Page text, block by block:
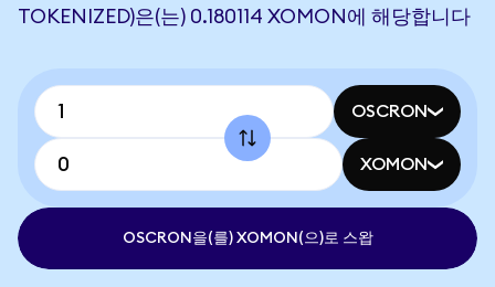
TOKENIZED)은(는) 0.180114 XOMON에 해당합니다
OSCRON
XOMON
OSCRON을(를) XOMON(으)로 스왑